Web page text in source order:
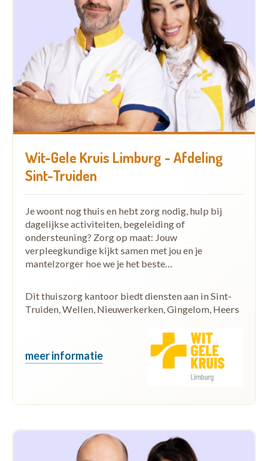
Wit-Gele Kruis Limburg - Afdeling
Sint-Truiden
Je woont nog thuis en hebt zorg nodig, hulp bij
dagelijkse activiteiten, begeleiding of
ondersteuning? Zorg op maat: Jouw
verpleegkundige kijkt samen met jou en je
mantelzorger hoe we je het beste…
Dit thuiszorg kantoor biedt diensten aan in Sint-
Truiden, Wellen, Nieuwerkerken, Gingelom, Heers
meer informatie